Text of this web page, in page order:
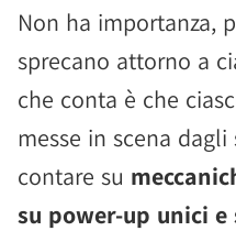
Non ha importanza,
sprecano attorno a
che conta è che
messe in scena
contare su
su power-up unici